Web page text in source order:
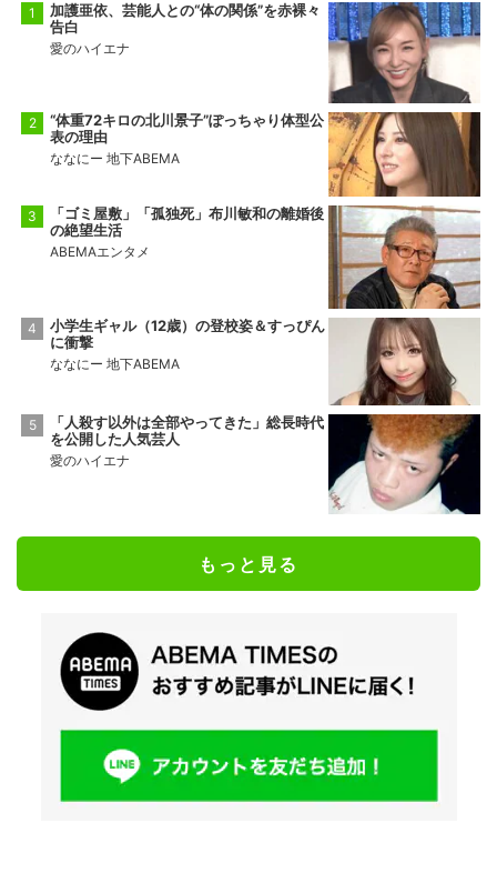
加護亜依、芸能人との“体の関係”を赤裸々
告白
愛のハイエナ
“体重72キロの北川景子”ぽっちゃり体型公
表の理由
ななにー 地下ABEMA
「ゴミ屋敷」「孤独死」布川敏和の離婚後
の絶望生活
ABEMAエンタメ
小学生ギャル（12歳）の登校姿＆すっぴん
に衝撃
ななにー 地下ABEMA
「人殺す以外は全部やってきた」総長時代
を公開した人気芸人
愛のハイエナ
もっと見る